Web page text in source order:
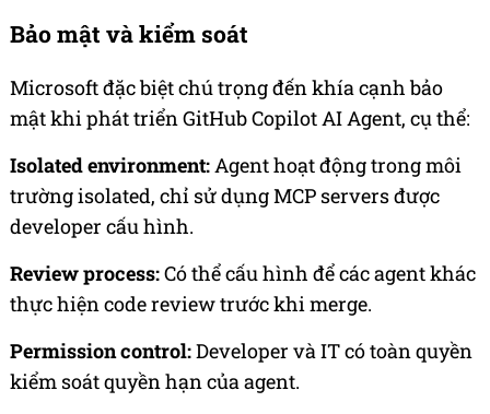
Bảo mật và kiểm soát
Microsoft đặc biệt chú trọng đến khía cạnh bảo
mật khi phát triển GitHub Copilot AI Agent, cụ thể:
Isolated environment:Agent hoạt động trong môi
trường isolated, chỉ sử dụng MCP servers được
developer cấu hình.
Review process:Có thể cấu hình để các agent khác
thực hiện code review trước khi merge.
Permission control:Developer và IT có toàn quyền
kiểm soát quyền hạn của agent.